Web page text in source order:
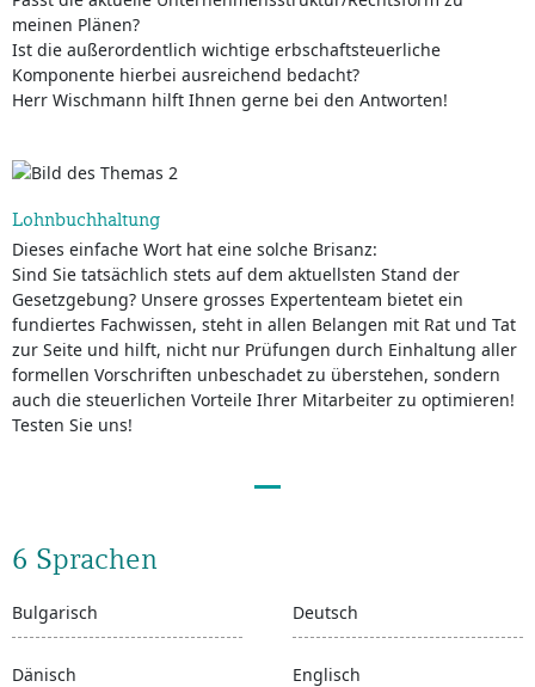
meinen Plänen?
Ist die außerordentlich wichtige erbschaftsteuerliche
Komponente hierbei ausreichend bedacht?
Herr Wischmann hilft Ihnen gerne bei den Antworten!
Lohnbuchhaltung
Dieses einfache Wort hat eine solche Brisanz:
Sind Sie tatsächlich stets auf dem aktuellsten Stand der
Gesetzgebung? Unsere grosses Expertenteam bietet ein
fundiertes Fachwissen, steht in allen Belangen mit Rat und Tat
zur Seite und hilft, nicht nur Prüfungen durch Einhaltung aller
formellen Vorschriften unbeschadet zu überstehen, sondern
auch die steuerlichen Vorteile Ihrer Mitarbeiter zu optimieren!
Testen Sie uns!
6 Sprachen
Bulgarisch Deutsch
Dänisch Englisch